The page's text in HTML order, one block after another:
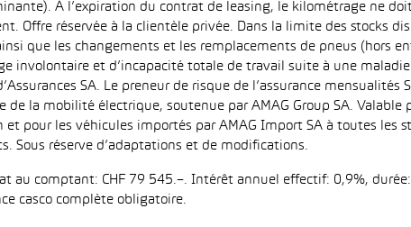
À l’expiration du contrat de leasing, le kilométrage ne
Offre réservée à la clientèle privée. Dans la limite des stocks
que les changements et les remplacements de pneus (hors
involontaire et d’incapacité totale de travail suite à une
SA. Le preneur de risque de l’assurance mensualités
la mobilité électrique, soutenue par AMAG Group SA.
et pour les véhicules importés par AMAG Import SA à toutes les
Sous réserve d’adaptations et de modifications.
au comptant: CHF 79 545.–. Intérêt annuel effectif: 0,9%,
casco complète obligatoire.